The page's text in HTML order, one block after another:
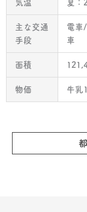
気温 夏
主な交通
手段
電車
車
面積
物価 牛乳